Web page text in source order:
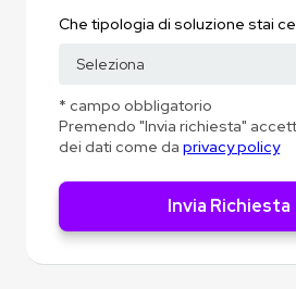
Che tipologia di soluzione stai
* campo obbligatorio
Premendo "Invia richiesta"
dei dati come daprivacy policy